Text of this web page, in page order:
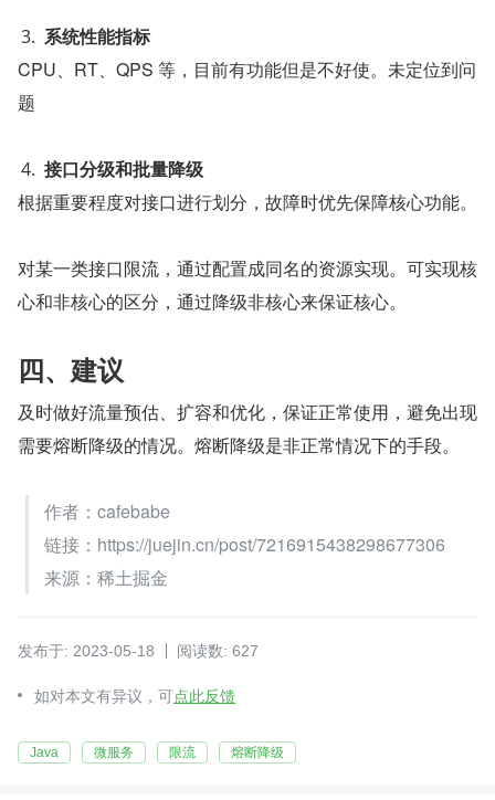
系统性能指标
CPU、RT、QPS 等，目前有功能但是不好使。未定位到问
题
接口分级和批量降级
根据重要程度对接口进行划分，故障时优先保障核心功能。
对某一类接口限流，通过配置成同名的资源实现。可实现核
心和非核心的区分，通过降级非核心来保证核心。
四、建议
及时做好流量预估、扩容和优化，保证正常使用，避免出现
需要熔断降级的情况。熔断降级是非正常情况下的手段。
作者：cafebabe
链接：https://juejin.cn/post/7216915438298677306
来源：稀土掘金
发布于: 2023-05-18 阅读数: 627
如对本文有异议，可点此反馈
Java 微服务 限流 熔断降级